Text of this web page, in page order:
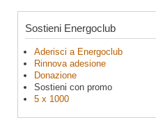
Sostieni Energoclub
Aderisci a Energoclub
Rinnova adesione
Donazione
Sostieni con promo
5 x 1000